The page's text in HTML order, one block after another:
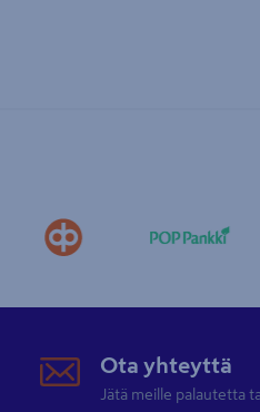
Ota yhteyttä
Jätä meille palautetta